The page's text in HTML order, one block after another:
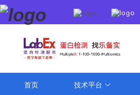
首页 技术平台